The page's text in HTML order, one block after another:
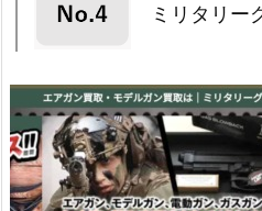
ミリタリー